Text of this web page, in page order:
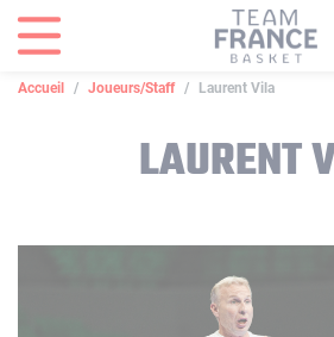
Accueil Joueurs/Staff Laurent Vila
LAURENT
Panneau de gestion des cookies